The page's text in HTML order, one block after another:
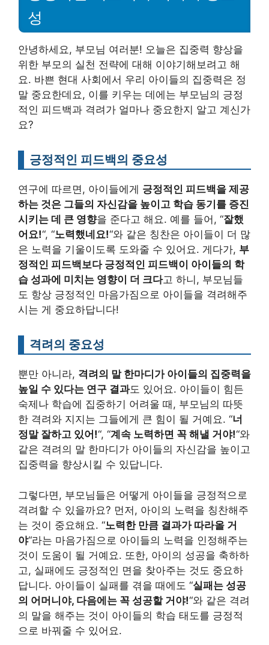
성
안녕하세요, 부모님 여러분! 오늘은 집중력 향상을
위한 부모의 실천 전략에 대해 이야기해보려고 해
요. 바쁜 현대 사회에서 우리 아이들의 집중력은 정
말 중요한데요, 이를 키우는 데에는 부모님의 긍정
적인 피드백과 격려가 얼마나 중요한지 알고 계신가
요?
긍정적인 피드백의 중요성
연구에 따르면, 아이들에게 긍정적인 피드백을 제공
하는 것은 그들의 자신감을 높이고 학습 동기를 증진
시키는 데 큰 영향을 준다고 해요. 예를 들어, “잘했
어요!“, “노력했네요!“와 같은 칭찬은 아이들이 더 많
은 노력을 기울이도록 도와줄 수 있어요. 게다가, 부
정적인 피드백보다 긍정적인 피드백이 아이들의 학
습 성과에 미치는 영향이 더 크다고 하니, 부모님들
도 항상 긍정적인 마음가짐으로 아이들을 격려해주
시는 게 중요하답니다!
격려의 중요성
뿐만 아니라, 격려의 말 한마디가 아이들의 집중력을
높일 수 있다는 연구 결과도 있어요. 아이들이 힘든
숙제나 학습에 집중하기 어려울 때, 부모님의 따뜻
한 격려와 지지는 그들에게 큰 힘이 될 거예요. “너
정말 잘하고 있어!“, “계속 노력하면 꼭 해낼 거야!“와
같은 격려의 말 한마디가 아이들의 자신감을 높이고
집중력을 향상시킬 수 있답니다.
그렇다면, 부모님들은 어떻게 아이들을 긍정적으로
격려할 수 있을까요? 먼저, 아이의 노력을 칭찬해주
는 것이 중요해요. “노력한 만큼 결과가 따라올 거
야“라는 마음가짐으로 아이들의 노력을 인정해주는
것이 도움이 될 거예요. 또한, 아이의 성공을 축하하
고, 실패에도 긍정적인 면을 찾아주는 것도 중요하
답니다. 아이들이 실패를 겪을 때에도 “실패는 성공
의 어머니야, 다음에는 꼭 성공할 거야!“와 같은 격려
의 말을 해주는 것이 아이들의 학습 태도를 긍정적
으로 바꿔줄 수 있어요.